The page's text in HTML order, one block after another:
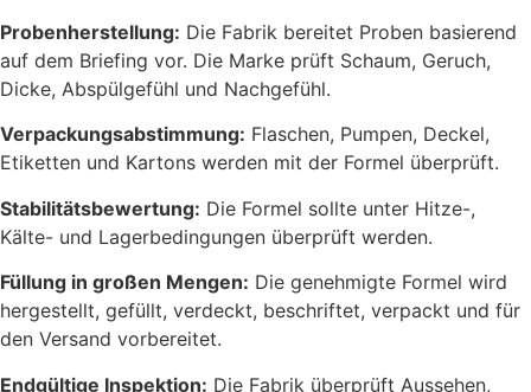
Probenherstellung: Die Fabrik bereitet Proben basierend
auf dem Briefing vor. Die Marke prüft Schaum, Geruch,
Dicke, Abspülgefühl und Nachgefühl.
Verpackungsabstimmung: Flaschen, Pumpen, Deckel,
Etiketten und Kartons werden mit der Formel überprüft.
Stabilitätsbewertung: Die Formel sollte unter Hitze-,
Kälte- und Lagerbedingungen überprüft werden.
Füllung in großen Mengen: Die genehmigte Formel wird
hergestellt, gefüllt, verdeckt, beschriftet, verpackt und für
den Versand vorbereitet.
Endgültige Inspektion: Die Fabrik überprüft Aussehen,